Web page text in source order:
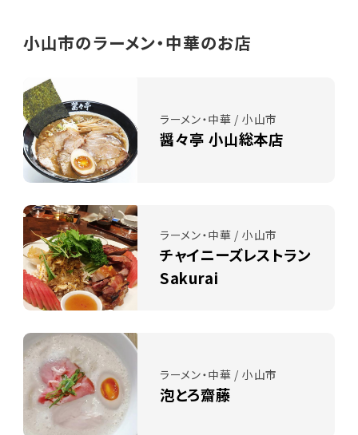
小山市のラーメン・中華のお店
ラーメン・中華 / 小山市
醤々亭 小山総本店
ラーメン・中華 / 小山市
チャイニーズレストラン
Sakurai
ラーメン・中華 / 小山市
泡とろ齋藤